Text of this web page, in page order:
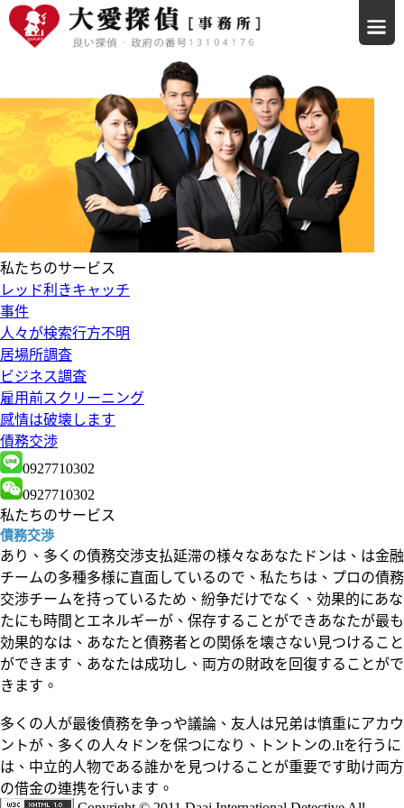
私たちのサービス
レッド利きキャッチ
事件
人々が検索行方不明
居場所調査
ビジネス調査
雇用前スクリーニング
感情は破壊します
債務交渉
0927710302
0927710302
私たちのサービス
債務交渉
あり、多くの債務交渉支払延滞の様々なあなたドンは、は金融
チームの多種多様に直面しているので、私たちは、プロの債務
交渉チームを持っているため、紛争だけでなく、効果的にあな
たにも時間とエネルギーが、保存することができあなたが最も
効果的なは、あなたと債務者との関係を壊さない見つけること
ができます、あなたは成功し、両方の財政を回復することがで
きます。
多くの人が最後債務を争っや議論、友人は兄弟は慎重にアカウ
ントが、多くの人々ドンを保つになり、トントンの.Itを行うに
は、中立的人物である誰かを見つけることが重要です助け両方
の借金の連携を行います。